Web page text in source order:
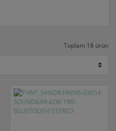
Toplam 18 ürün